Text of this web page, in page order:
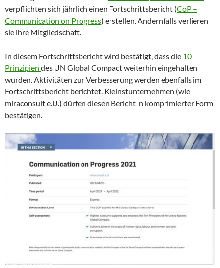
verpflichten sich jährlich einen Fortschrittsbericht (CoP –
Communication on Progress) erstellen. Andernfalls verlieren
sie ihre Mitgliedschaft.
In diesem Fortschrittsbericht wird bestätigt, dass die 10
Prinzipien des UN Global Compact weiterhin eingehalten
wurden. Aktivitäten zur Verbesserung werden ebenfalls im
Fortschrittsbericht berichtet. Kleinstunternehmen (wie
miraconsult e.U.) dürfen diesen Bericht in komprimierter Form
bestätigen.